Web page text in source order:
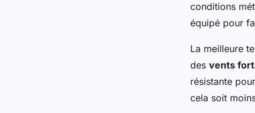
conditions
équipé pour
La meilleure
des vents
résistante
cela soit